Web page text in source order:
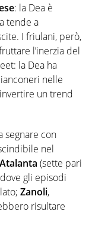
: la Dea è
tende a
I friulani, però,
l’inerzia del
la Dea ha
nelle
un trend
segnare con
nel
Atalanta (sette pari
gli episodi
Zanoli,
risultare